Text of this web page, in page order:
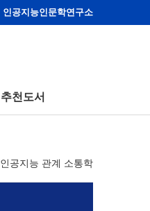
인공지능인문학연구소
추천도서
인공지능 관계 소통학